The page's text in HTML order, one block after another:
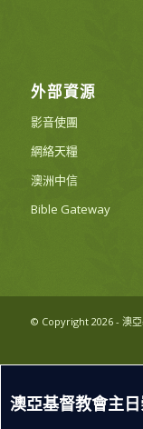
外部資源
影音使團
網絡天糧
澳洲中信
Bible Gateway
© Copyright 2026 - 澳
澳亞基督教會主